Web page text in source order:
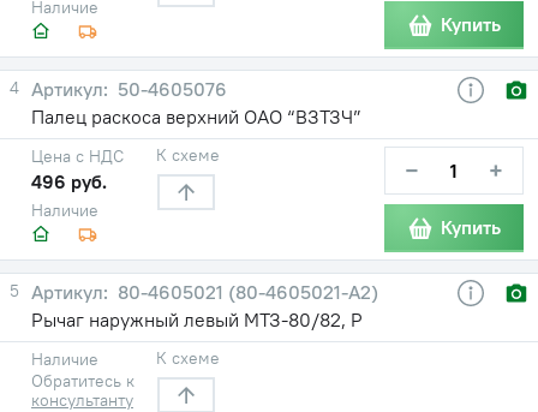
Наличие
Купить
4
50-4605076
Палец раскоса верхний ОАО “ВЗТЗЧ”
Наличие
Цена с НДС
496 руб.
К схеме − +
Купить
5
80-4605021 (80-4605021-А2)
Рычаг наружный левый МТЗ-80/82, Р
Наличие
Обратитесь к
консультанту
К схеме